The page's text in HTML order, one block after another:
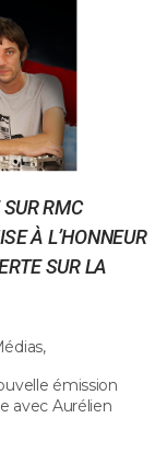
RMC
À L’HONNEUR
SUR LA
émission
avec Aurélien